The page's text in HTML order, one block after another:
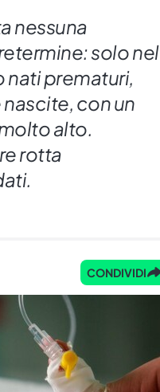
nessuna
solo nel
nati prematuri,
con un
alto.
rotta
CONDIVIDI